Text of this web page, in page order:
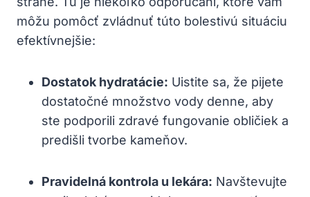
môžu pomôcť zvládnuť túto bolestivú situáciu
efektívnejšie:
Dostatok hydratácie: Uistite sa, že pijete
dostatočné množstvo vody denne, aby
ste podporili zdravé fungovanie obličiek a
predišli tvorbe kameňov.
Pravidelná kontrola u lekára: Navštevujte